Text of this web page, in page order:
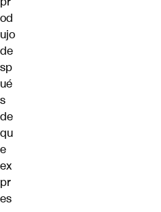
od
ujo
de
sp
ué
s
de
qu
e
ex
pr
es